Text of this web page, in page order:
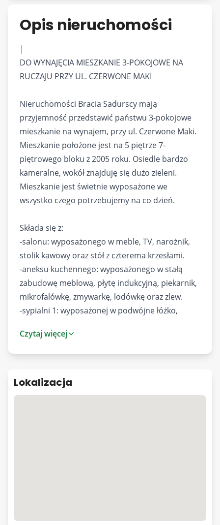
Opis nieruchomości
|
DO WYNAJĘCIA MIESZKANIE 3-POKOJOWE NA
RUCZAJU PRZY UL. CZERWONE MAKI
Nieruchomości Bracia Sadurscy mają
przyjemność przedstawić państwu 3-pokojowe
mieszkanie na wynajem, przy ul. Czerwone Maki.
Mieszkanie położone jest na 5 piętrze 7-
piętrowego bloku z 2005 roku. Osiedle bardzo
kameralne, wokół znajduję się dużo zieleni.
Mieszkanie jest świetnie wyposażone we
wszystko czego potrzebujemy na co dzień.
Składa się z:
-salonu: wyposażonego w meble, TV, narożnik,
stolik kawowy oraz stół z czterema krzesłami.
-aneksu kuchennego: wyposażonego w stałą
zabudowę meblową, płytę indukcyjną, piekarnik,
mikrofalówkę, zmywarkę, lodówkę oraz zlew.
-sypialni 1: wyposażonej w podwójne łóżko,
-sypialni 2: z dużą szafą w zabudowie
-łazienki z prysznicem, pralką, umywalką oraz
Do mieszkania przynależy balkon na którym
Czytaj więcej
Lokalizacja